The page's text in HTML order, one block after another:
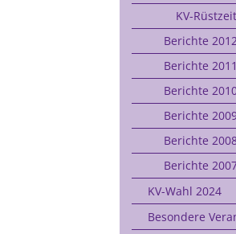
KV-Rüstzeit
Berichte
Berichte 2011
Berichte
Berichte
Berichte
Berichte
KV-Wahl 2024
Besondere